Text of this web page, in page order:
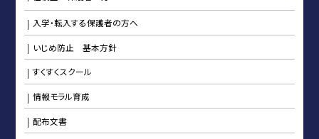
入学・転入する保護者の方へ
いじめ防止 基本方針
すくすくスクール
情報モラル育成
配布文書